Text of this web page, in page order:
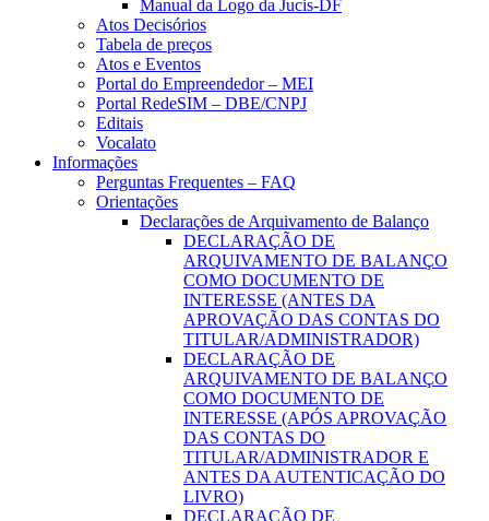
Manual da Logo da Jucis-DF
Atos Decisórios
Tabela de preços
Atos e Eventos
Portal do Empreendedor – MEI
Portal RedeSIM – DBE/CNPJ
Editais
Vocalato
Informações
Perguntas Frequentes – FAQ
Orientações
Declarações de Arquivamento de Balanço
DECLARAÇÃO DE
ARQUIVAMENTO DE BALANÇO
COMO DOCUMENTO DE
INTERESSE (ANTES DA
APROVAÇÃO DAS CONTAS DO
TITULAR/ADMINISTRADOR)
DECLARAÇÃO DE
ARQUIVAMENTO DE BALANÇO
COMO DOCUMENTO DE
INTERESSE (APÓS APROVAÇÃO
DAS CONTAS DO
TITULAR/ADMINISTRADOR E
ANTES DA AUTENTICAÇÃO DO
LIVRO)
DECLARAÇÃO DE